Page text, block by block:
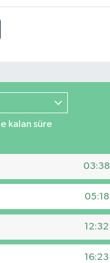
kalan süre
03:38
05:18
12:32
16:23